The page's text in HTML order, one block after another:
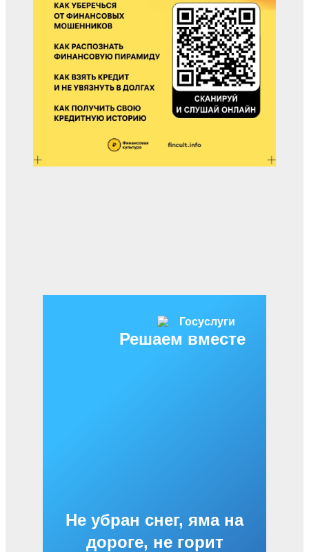
Решаем вместе
Не убран снег, яма на
дороге, не горит